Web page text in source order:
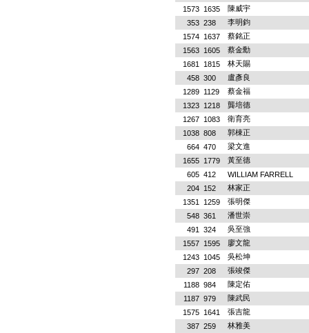
1573
1635
陳威宇
353 238
李明鈞
1574
1637
蔡銘正
1563
1605
蔡金勳
1681
1815
林天賜
458 300
盧彥良
1289
1129
蔡金福
1323
1218
龔培德
1267
1083
衛育亮
1038 808
郭棟正
664 470
梁文進
1655
1779
黃至德
605 412
WILLIAM FARRELL
204
152
林家正
1351
1259
張明傑
548 361
潘世崇
491
324
吳至強
1557
1595
廖文龍
1243
1045
吳松坤
297 208
張竣傑
1188 984
陳定佑
1187 979
陳武民
1575
1641
張吉龍
387 259
林雅美